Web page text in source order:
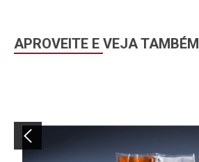
APROVEITE E VEJA TAMBÉM